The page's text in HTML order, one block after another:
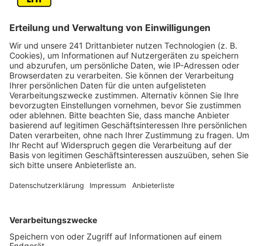
zum Stadion gezogen.
Veröffentlicht:Montag, 01.07.2024 06:50
Anzeige
Auch die Public-Viewing-Veranstaltungen waren
ausgelastet. Insgesamt wurde friedlich gefeiert, die
Polizei spricht von einem ruhigen Einsatz. Am
Nachmittag war dem Ordnungsdienst im Stadion
jedoch ein Mann beim Filmen aufgefallen. Er gab an,
Journalist zu sein, hatte aber weder Ticket noch
Akkreditierung. Gegen ihn wird jetzt wegen des
vorläufige Bilanz: "Das lange vorbereitete Einsatz- und
Sicherheitskonzept der Polizei zur UEFA EURO 2024